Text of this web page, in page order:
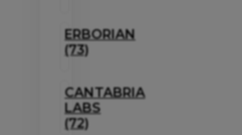
ERBORIAN
(73)
CANTABRIA
LABS
(72)